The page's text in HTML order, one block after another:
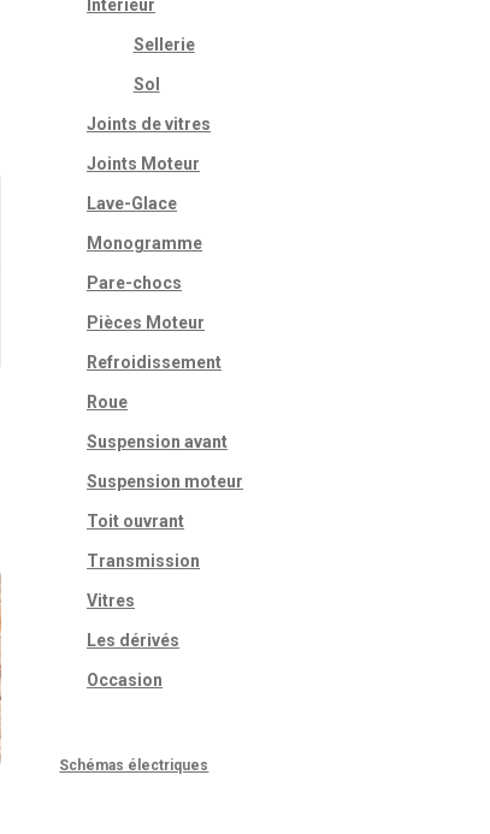
Intérieur
Sellerie
Sol
Joints de vitres
Joints Moteur
Lave-Glace
Monogramme
Pare-chocs
Pièces Moteur
Refroidissement
Roue
Suspension avant
Suspension moteur
Toit ouvrant
Transmission
Vitres
Les dérivés
Occasion
Schémas électriques